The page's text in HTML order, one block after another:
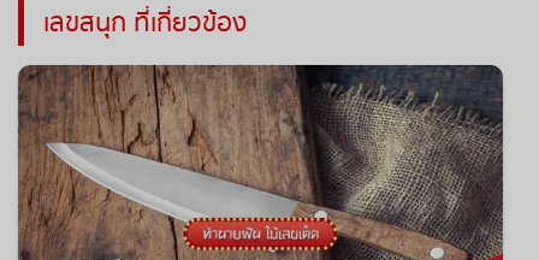
เลขสนุก ที่เกี่ยวข้อง